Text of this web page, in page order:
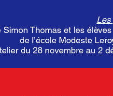
Les
Simon Thomas et les
de l’école Modeste
du 28 novembre au 2